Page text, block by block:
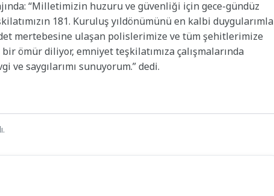
“Milletimizin huzuru ve güvenliği için gece-gündüz
181. Kuruluş yıldönümünü en kalbi duygularımla
mertebesine ulaşan polislerimize ve tüm şehitlerimize
ömür diliyor, emniyet teşkilatımıza çalışmalarında
ve saygılarımı sunuyorum.” dedi.